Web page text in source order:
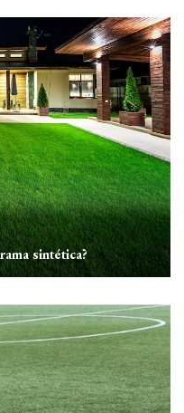
sintética?